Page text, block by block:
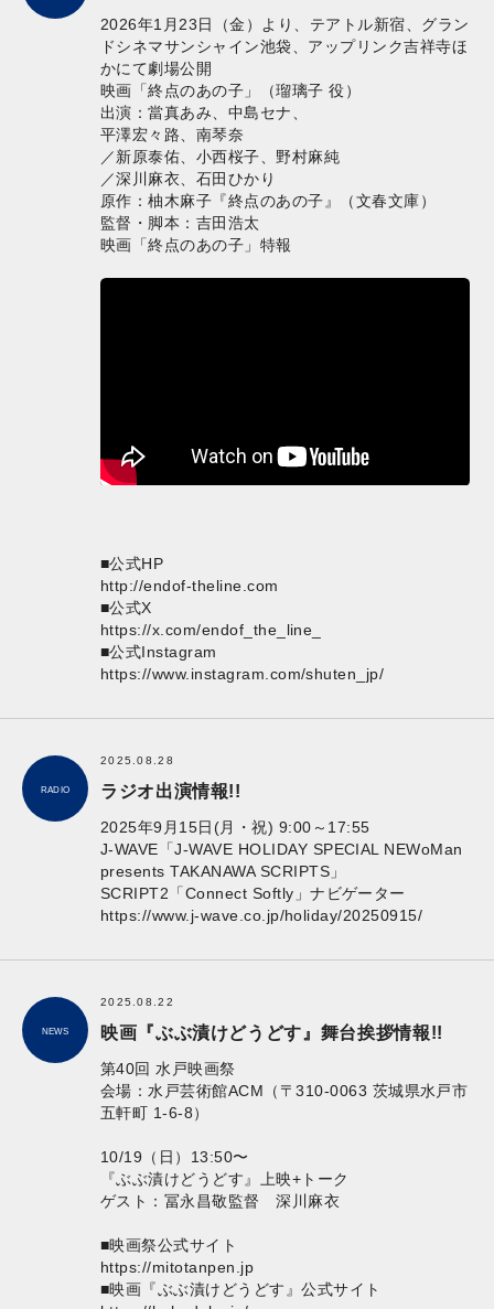
2026年1月23日（金）より、テアトル新宿、グラン
ドシネマサンシャイン池袋、アップリンク吉祥寺ほ
かにて劇場公開
映画「終点のあの子」（瑠璃子 役）
出演：當真あみ、中島セナ、
平澤宏々路、南琴奈
／新原泰佑、小西桜子、野村麻純
／深川麻衣、石田ひかり
原作：柚木麻子『終点のあの子』（文春文庫）
監督・脚本：吉田浩太
映画「終点のあの子」特報
■公式HP
http://endof-theline.com
■公式X
https://x.com/endof_the_line_
■公式Instagram
https://www.instagram.com/shuten_jp/
RADIO
2025.08.28
ラジオ出演情報!!
2025年9月15日(月・祝) 9:00～17:55
J-WAVE「J-WAVE HOLIDAY SPECIAL NEWoMan
presents TAKANAWA SCRIPTS」
SCRIPT2「Connect Softly」ナビゲーター
https://www.j-wave.co.jp/holiday/20250915/
NEWS
2025.08.22
映画『ぶぶ漬けどうどす』舞台挨拶情報!!
第40回 水戸映画祭
会場：水戸芸術館ACM （〒310-0063 茨城県水戸市
五軒町 1-6-8）
10/19（日）13:50〜
『ぶぶ漬けどうどす』上映+トーク
ゲスト：冨永昌敬監督 深川麻衣
■映画祭公式サイト
https://mitotanpen.jp
■映画『ぶぶ漬けどうどす』公式サイト